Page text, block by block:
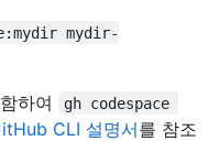
mydir-
하여
gh codespace
CLI 설명서를 참조